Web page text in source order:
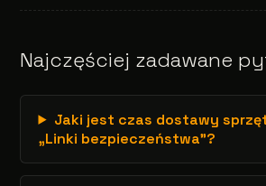
Najczęściej zadawane
Jaki jest czas dostawy
„Linki bezpieczeństwa”?